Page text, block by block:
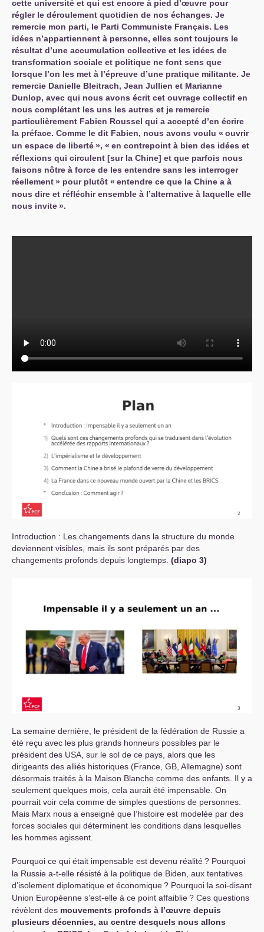
cette université et qui est encore à pied d’œuvre pour
régler le déroulement quotidien de nos échanges. Je
remercie mon parti, le Parti Communiste Français. Les
idées n’appartiennent à personne, elles sont toujours le
résultat d’une accumulation collective et les idées de
transformation sociale et politique ne font sens que
lorsque l’on les met à l’épreuve d’une pratique militante. Je
remercie Danielle Bleitrach, Jean Jullien et Marianne
Dunlop, avec qui nous avons écrit cet ouvrage collectif en
nous complétant les uns les autres et je remercie
particulièrement Fabien Roussel qui a accepté d’en écrire
la préface. Comme le dit Fabien, nous avons voulu « ouvrir
un espace de liberté», « en contrepoint à bien des idées et
réflexions qui circulent [sur la Chine] et que parfois nous
faisons nôtre à force de les entendre sans les interroger
réellement» pour plutôt « entendre ce que la Chine a à
nous dire et réfléchir ensemble à l’alternative à laquelle elle
nous invite».
Introduction : Les changements dans la structure du monde
deviennent visibles, mais ils sont préparés par des
changements profonds depuis longtemps. (diapo 3)
La semaine dernière, le président de la fédération de Russie a
été reçu avec les plus grands honneurs possibles par le
président des USA , sur le sol de ce pays, alors que les
dirigeants des alliés historiques (France, GB , Allemagne) sont
désormais traités à la Maison Blanche comme des enfants. Il y a
seulement quelques mois, cela aurait été impensable. On
pourrait voir cela comme de simples questions de personnes.
Mais Marx nous a enseigné que l’histoire est modelée par des
forces sociales qui déterminent les conditions dans lesquelles
les hommes agissent.
Pourquoi ce qui était impensable est devenu réalité? Pourquoi
la Russie a-t-elle résisté à la politique de Biden, aux tentatives
d’isolement diplomatique et économique? Pourquoi la soi-disant
Union Européenne s’est-elle à ce point affaiblie? Ces questions
révèlent des mouvements profonds à l’œuvre depuis
plusieurs décennies, au centre desquels nous allons